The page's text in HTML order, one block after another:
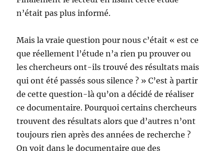
n’était pas plus informé.
Mais la vraie question pour nous c’était « est ce
que réellement l’étude n’a rien pu prouver ou
les chercheurs ont-ils trouvé des résultats mais
qui ont été passés sous silence ? » C’est à partir
de cette question-là qu’on a décidé de réaliser
ce documentaire. Pourquoi certains chercheurs
trouvent des résultats alors que d’autres n’ont
toujours rien après des années de recherche ?
On voit dans le documentaire que des